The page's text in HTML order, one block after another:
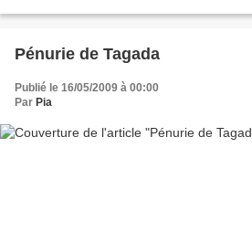
Pénurie de Tagada
Publié le 16/05/2009 à 00:00
Par Pia